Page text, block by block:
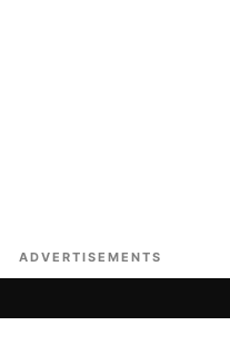
ADVERTISEMENTS